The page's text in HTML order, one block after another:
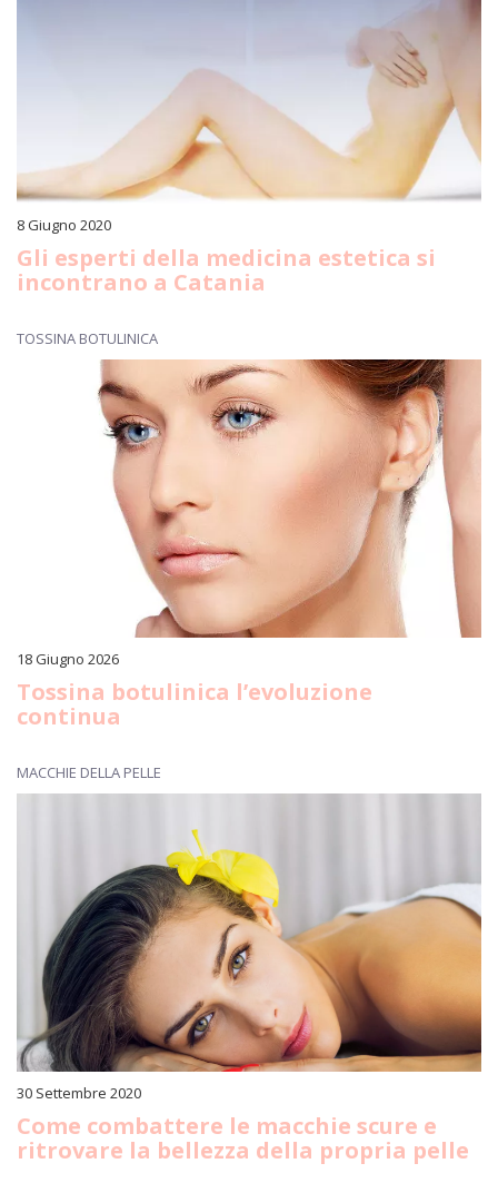
8 Giugno 2020
Gli esperti della medicina estetica si
incontrano a Catania
TOSSINA BOTULINICA
18 Giugno 2026
Tossina botulinica l’evoluzione
continua
MACCHIE DELLA PELLE
30 Settembre 2020
Come combattere le macchie scure e
ritrovare la bellezza della propria pelle